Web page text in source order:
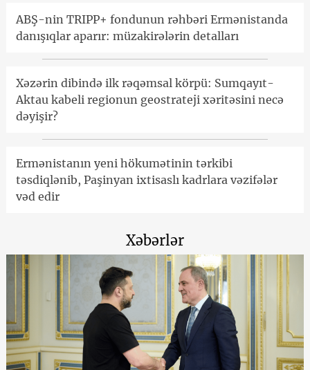
ABŞ-nin TRIPP+ fondunun rəhbəri Ermənistanda
danışıqlar aparır: müzakirələrin detalları
Xəzərin dibində ilk rəqəmsal körpü: Sumqayıt-
Aktau kabeli regionun geostrateji xəritəsini necə
dəyişir?
Ermənistanın yeni hökumətinin tərkibi
təsdiqlənib, Paşinyan ixtisaslı kadrlara vəzifələr
vəd edir
Xəbərlər